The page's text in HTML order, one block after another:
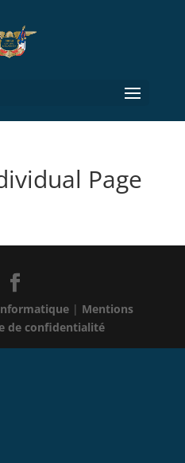
Page
| Mentions
de confidentialité